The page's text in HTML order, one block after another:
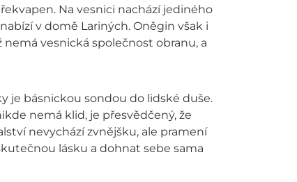
Na vesnici nachází jediného
v domě Lariných. Oněgin však i
vesnická společnost obranu, a
je básnickou sondou do lidské duše.
nemá klid, je přesvědčený, že
nevychází zvnějšku, ale pramení
lásku a dohnat sebe sama